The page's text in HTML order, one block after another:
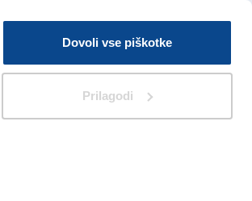
Dovoli vse piškotke
Prilagodi
V Kioskih
Iskanje